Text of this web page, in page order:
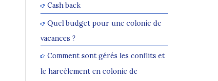
Cash back
Quel budget pour une colonie de
vacances ?
Comment sont gérés les conflits et
le harcèlement en colonie de